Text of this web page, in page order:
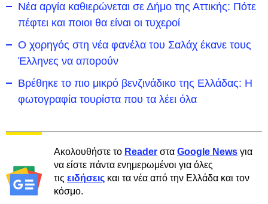
Νέα αργία καθιερώνεται σε Δήμο της Αττικής: Πότε
πέφτει και ποιοι θα είναι οι τυχεροί
Ο χορηγός στη νέα φανέλα του Σαλάχ έκανε τους
Έλληνες να απορούν
Βρέθηκε το πιο μικρό βενζινάδικο της Ελλάδας: Η
φωτογραφία τουρίστα που τα λέει όλα
Ακολουθήστε το Reader στα Google News για
να είστε πάντα ενημερωμένοι για όλες
τις ειδήσεις και τα νέα από την Ελλάδα και τον
κόσμο.